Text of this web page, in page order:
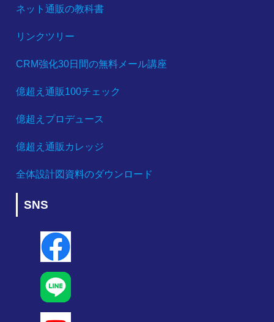
ネット通販の教科書
リンクツリー
CRM強化30日間の無料メール講座
億超え通販100チェック
億超えプロデュース
億超え通販カレッジ
全体設計図資料のダウンロード
SNS